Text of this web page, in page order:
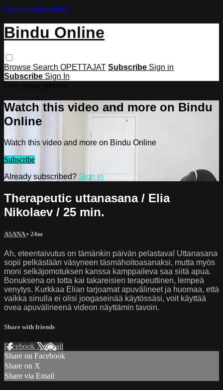
Skip to main content
Bindu Online
Browse Search OPETTAJAT Subscribe Sign in
Subscribe Sign In
Watch this video and more on Bindu
Online
Watch this video and more on Bindu Online
Subscribe
Already subscribed? Sign in
Therapeutic uttanasana / Elia
Nikolaev / 25 min.
ASANA• 24m
Ah, eteentaivutus on tämänkin päivän pelastava! Uttanasana
sopii pelkästään väsyneen täsmähoitoasanaksi, mutta myös
moni selkäjomotuksen kanssa kamppaileva saa siitä apua.
Bonuksena on totta kai takareisien terapeuttinen, lempeä
venytys. Kurkkaa Elian tarjoamat apuvälineet ja huomaa, että
vaikka sinulla ei olisi joogaseinää käytössäsi, voit käyttää
ovea apuvälineenä videon näyttämin tavoin.
Share with friends
Facebook XEmail
Share on Facebook
Share on X
Share via Email